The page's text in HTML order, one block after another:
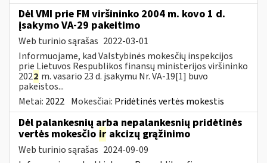
Dėl VMI prie FM viršininko 2004 m. kovo 1 d.
įsakymo VA-29 pakeitimo
Web turinio sąrašas 2022-03-01
Informuojame, kad Valstybinės mokesčių inspekcijos
prie Lietuvos Respublikos finansų ministerijos viršininko
2022 m. vasario 23 d. įsakymu Nr. VA-19[1] buvo
pakeistos...
Metai: 2022 Mokesčiai: Pridėtinės vertės mokestis
Dėl palankesnių arba nepalankesnių pridėtinės
vertės mokesčio ir akcizų grąžinimo
Web turinio sąrašas 2024-09-09